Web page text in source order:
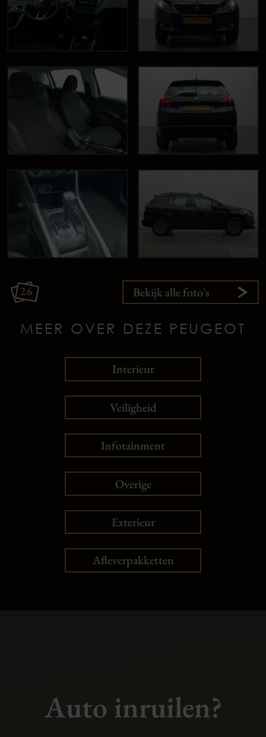
26 Bekijk alle foto's
MEER OVER DEZE PEUGEOT
Interieur
Veiligheid
Infotainment
Overige
Exterieur
Afleverpakketten
Auto inruilen?